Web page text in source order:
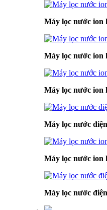
Máy lọc nước ion
Máy lọc nước
Máy lọc nước ion
Máy lọc nước
Máy lọc nước ion
Máy lọc nước